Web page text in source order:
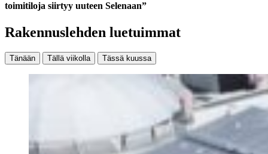
toimitiloja siirtyy uuteen Selenaan”
Rakennuslehden luetuimmat
Tänään Tällä viikolla Tässä kuussa